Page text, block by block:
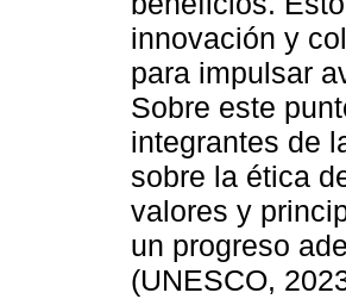
innovación y
para impulsar
Sobre este
integrantes de
sobre la ética
valores y
un progreso
(UNESCO,